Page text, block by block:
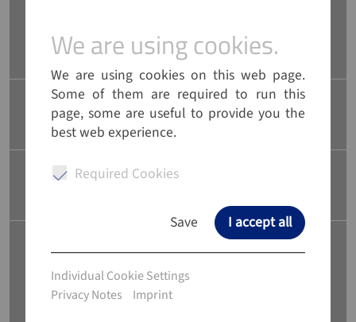
trazas de
xenón.
Punto de
fusión:
- 111,7 °C
Punto de
Incoloro,
We are using cookies.
We are using cookies on this web page.
Some of them are required to run this
page, some are useful to provide you the
best web experience.
Required Cookies
Save I accept all
Individual Cookie Settings
Privacy Notes
Imprint
We are using cookies.
We are using cookies on this web page.
Some of them are required to run this
page, some are useful to provide you the
best web experience.
Required Cookies
Save I accept all
Individual Cookie Settings
Privacy Notes
Imprint